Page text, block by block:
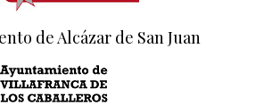
de Alcázar de San Juan